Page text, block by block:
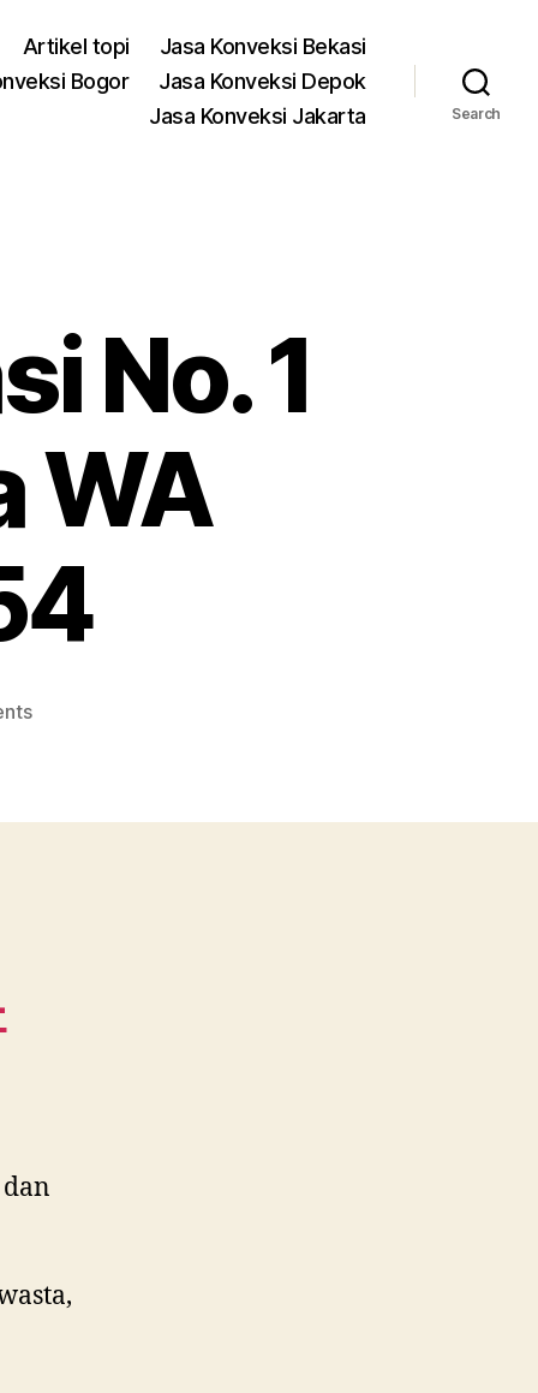
Artikel topi
Jasa Konveksi Bekasi
Bogor
Jasa Konveksi Depok
Jasa Konveksi Jakarta
Search
No. 1
WA
on
Bekasi